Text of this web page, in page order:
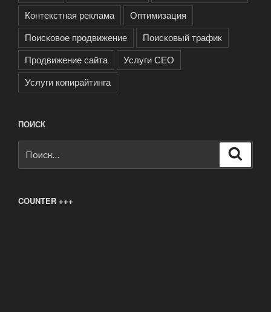
Контекстная реклама
Оптимизация
Поисковое продвижение
Поисковый трафик
Продвижение сайта
Услуги СЕО
Услуги копирайтинга
ПОИСК
COUNTER +++